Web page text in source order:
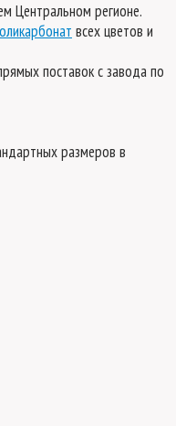
Центральном регионе.
всех цветов и
поставок с завода по
размеров в